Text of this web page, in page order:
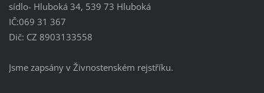
sídlo- Hluboká 34, 539 73 Hluboká
IČ:069 31 367
Dič: CZ 8903133558
Jsme zapsány v Živnostenském rejstříku.